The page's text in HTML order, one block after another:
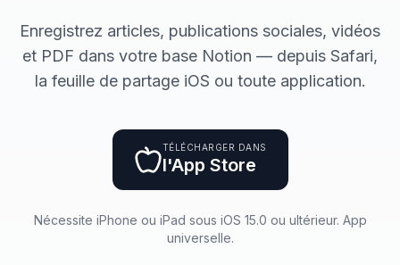
Enregistrez articles, publications sociales, vidéos
et PDF dans votre base Notion — depuis Safari,
la feuille de partage iOS ou toute application.
TÉLÉCHARGER DANS
l'App Store
Nécessite iPhone ou iPad sous iOS 15.0 ou ultérieur. App
universelle.